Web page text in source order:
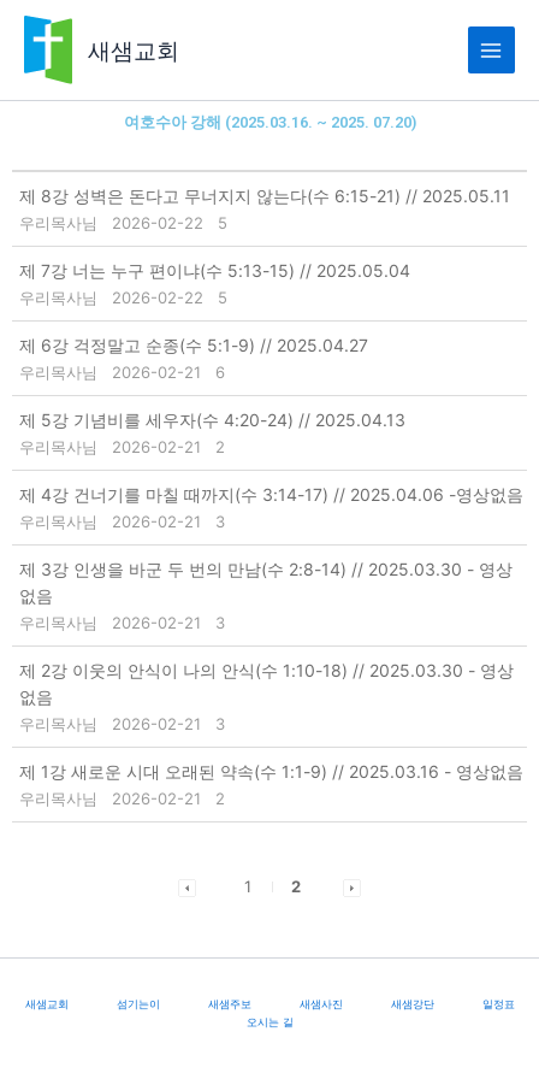
새샘교회
여호수아 강해 (2025.03.16. ~ 2025. 07.20)
제 8강 성벽은 돈다고 무너지지 않는다(수 6:15-21) // 2025.05.11
우리목사님 2026-02-22 5
제 7강 너는 누구 편이냐(수 5:13-15) // 2025.05.04
우리목사님 2026-02-22 5
제 6강 걱정말고 순종(수 5:1-9) // 2025.04.27
우리목사님 2026-02-21 6
제 5강 기념비를 세우자(수 4:20-24) // 2025.04.13
우리목사님 2026-02-21 2
제 4강 건너기를 마칠 때까지(수 3:14-17) // 2025.04.06 -영상없음
우리목사님 2026-02-21 3
제 3강 인생을 바군 두 번의 만남(수 2:8-14) // 2025.03.30 - 영상
없음
우리목사님 2026-02-21 3
제 2강 이웃의 안식이 나의 안식(수 1:10-18) // 2025.03.30 - 영상
없음
우리목사님 2026-02-21 3
제 1강 새로운 시대 오래된 약속(수 1:1-9) // 2025.03.16 - 영상없음
우리목사님 2026-02-21 2
1 2
새샘교회 섬기는이 새샘주보 새샘사진 새샘강단
일정표
오시는 길